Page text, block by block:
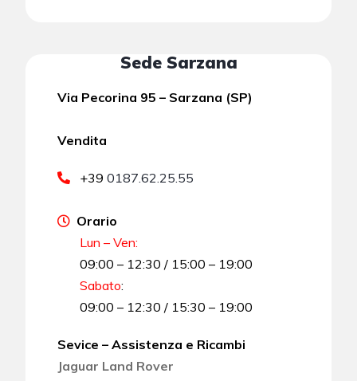
Sede Sarzana
Via Pecorina 95 – Sarzana (SP)
Vendita
+390187.62.25.55
Orario
Lun – Ven:
09:00 – 12:30 / 15:00 – 19:00
Sabato:
09:00 – 12:30 / 15:30 – 19:00
Sevice – Assistenza e Ricambi
Jaguar Land Rover